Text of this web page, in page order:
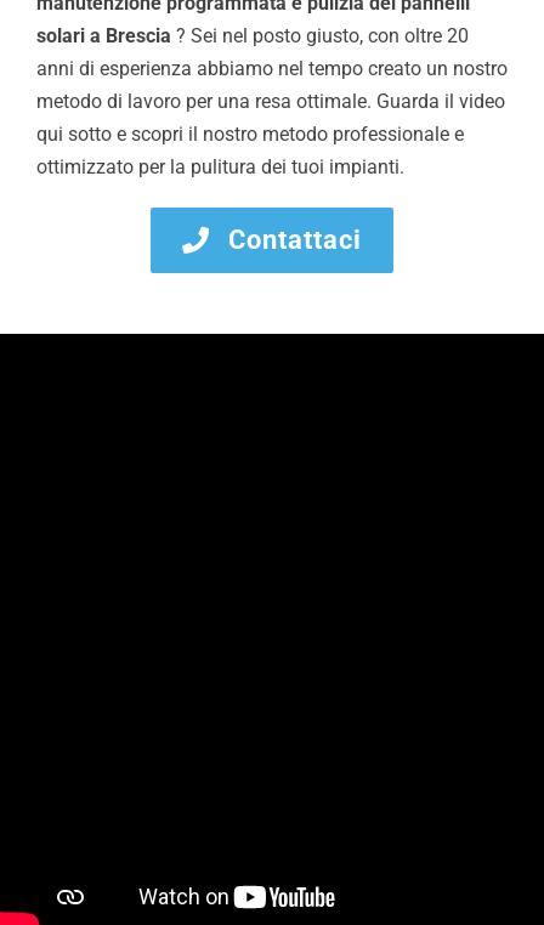
solari a Brescia ? Sei nel posto giusto, con oltre 20
anni di esperienza abbiamo nel tempo creato un nostro
metodo di lavoro per una resa ottimale. Guarda il video
qui sotto e scopri il nostro metodo professionale e
ottimizzato per la pulitura dei tuoi impianti.
Contattaci